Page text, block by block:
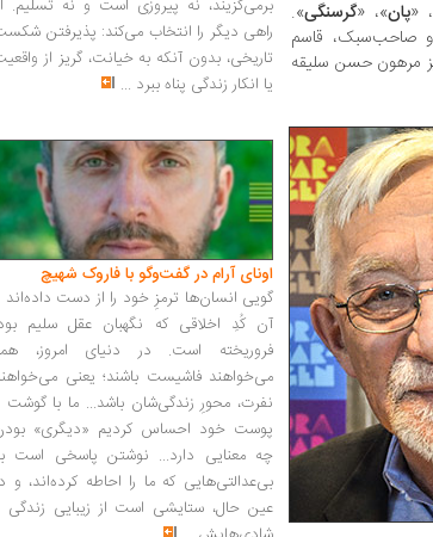
«پان»، «گرسنگی».
و صاحب‌سبک، قاسم
مرهون حسن سلیقه
برمی‌گزیند، نه پیروزی است و نه تسلیم.
راهی دیگر را انتخاب می‌کند: پذیرفتن
تاریخی، بدون آنکه به خیانت، گریز از
یا انکار زندگی پناه ببرد ...
اونای آرام در گفت‌وگو با فاروک شهیچ‭
گویی انسان‌ها ترمزِ خود را از دست داده‌اند
آن کُدِ اخلاقی که نگهبان عقل سلیم
فروریخته است. در دنیای امروز،
می‌خواهند فاشیست باشند؛ یعنی
نفرت، محورِ زندگی‌شان باشد... ما با گوشت
پوست خود احساس کردیم «دیگری»
چه معنایی دارد... نوشتن پاسخی است
بی‌عدالتی‌هایی که ما را احاطه کرده‌اند، و
عین حال، ستایشی است از زیبایی زندگی